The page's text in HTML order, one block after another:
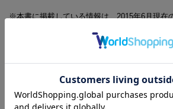
※本書に掲載している情報は、2015年6月現在
◆◆◆ブランド手帳2016 一覧はこ